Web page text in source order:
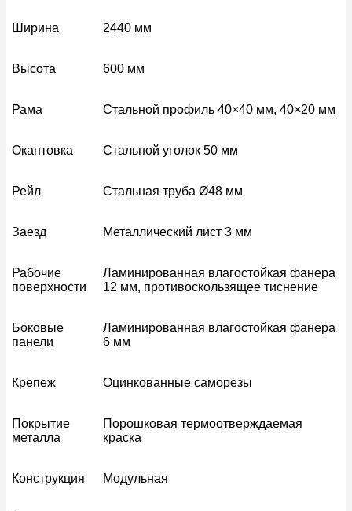
Ширина 2440 мм
Высота 600 мм
Рама Стальной профиль 40×40 мм, 40×20 мм
Окантовка Стальной уголок 50 мм
Рейл Стальная труба Ø48 мм
Заезд Металлический лист 3 мм
Рабочие
поверхности
Ламинированная влагостойкая фанера
12 мм, противоскользящее тиснение
Боковые
панели
Ламинированная влагостойкая фанера
6 мм
Крепеж Оцинкованные саморезы
Покрытие
металла
Порошковая термоотверждаемая
краска
Конструкция Модульная